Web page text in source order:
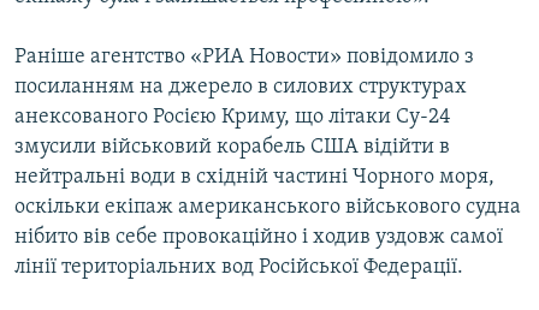
Раніше агентство «РИА Новости» повідомило з
посиланням на джерело в силових структурах
анексованого Росією Криму, що літаки Су-24
змусили військовий корабель США відійти в
нейтральні води в східній частині Чорного моря,
оскільки екіпаж американського військового судна
нібито вів себе провокаційно і ходив уздовж самої
лінії територіальних вод Російської Федерації.